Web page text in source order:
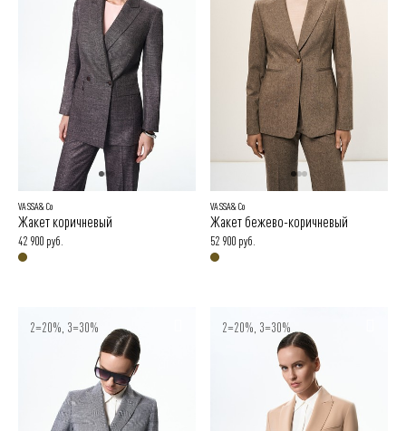
VASSA&Co
Жакет коричневый
42 900 руб.
VASSA&Co
Жакет бежево-коричневый
52 900 руб.
2=20%, 3=30% 2=20%, 3=30%